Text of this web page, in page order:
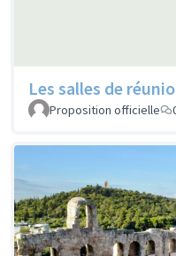
Les salles de
Proposition officielle